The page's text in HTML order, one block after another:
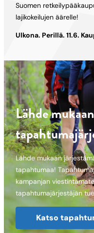
Suomen
lajikokeilujen äärelle!
Ulkona. Perillä. 11.6.
Lähde mukaan
Lähde mukaan
tapahtumaa!
kampanjan
tapahtumajärjestäjän
Katso